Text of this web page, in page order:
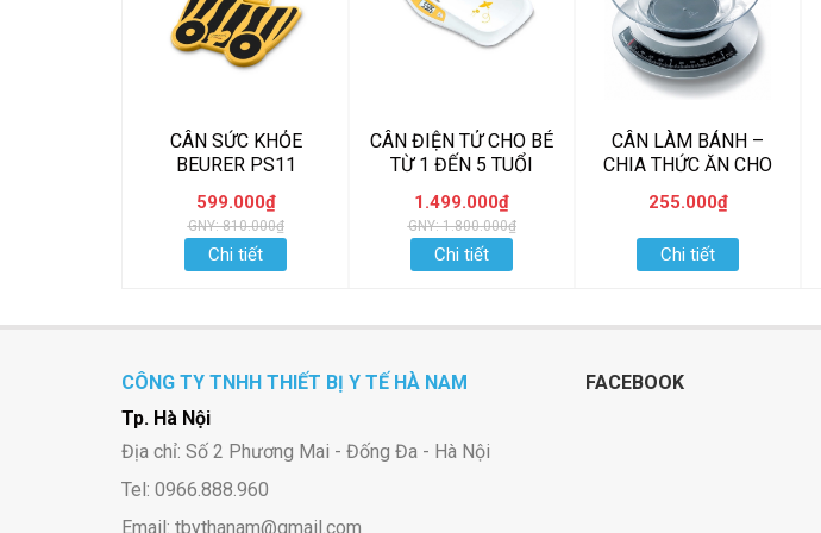
CÂN SỨC KHỎE
BEURER PS11
599.000₫
GNY: 810.000₫
Chi tiết
CÂN ĐIỆN TỬ CHO BÉ
TỪ 1 ĐẾN 5 TUỔI
BEURER BY80
1.499.000₫
GNY: 1.800.000₫
Chi tiết
CÂN LÀM BÁNH –
CHIA THỨC ĂN CHO
BÉ BEURER KS05
255.000₫
Chi tiết
CÔNG TY TNHH THIẾT BỊ Y TẾ HÀ NAM
Tp. Hà Nội
Địa chỉ: Số 2 Phương Mai - Đống Đa - Hà Nội
Tel: 0966.888.960
Email: tbythanam@gmail.com
FACEBOOK